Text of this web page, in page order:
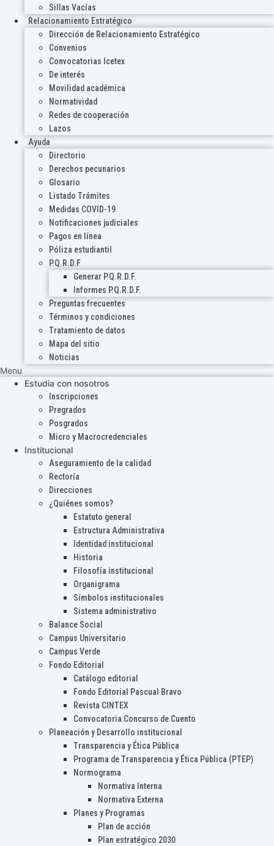
Sillas Vacías
Relacionamiento Estratégico
Dirección de Relacionamiento Estratégico
Convenios
Convocatorias Icetex
De interés
Movilidad académica
Normatividad
Redes de cooperación
Lazos
Ayuda
Directorio
Derechos pecunarios
Glosario
Listado Trámites
Medidas COVID-19
Notificaciones judiciales
Pagos en línea
Póliza estudiantil
P.Q.R.D.F
Generar P.Q.R.D.F.
Informes P.Q.R.D.F.
Preguntas frecuentes
Términos y condiciones
Tratamiento de datos
Mapa del sitio
Noticias
Menu
Estudia con nosotros
Inscripciones
Pregrados
Posgrados
Micro y Macrocredenciales
Institucional
Aseguramiento de la calidad
Rectoría
Direcciones
¿Quiénes somos?
Estatuto general
Estructura Administrativa
Identidad institucional
Historia
Filosofía institucional
Organigrama
Símbolos institucionales
Sistema administrativo
Balance Social
Campus Universitario
Campus Verde
Fondo Editorial
Catálogo editorial
Fondo Editorial Pascual Bravo
Revista CINTEX
Convocatoria Concurso de Cuento
Planeación y Desarrollo institucional
Transparencia y Ética Pública
Programa de Transparencia y Ética Pública (PTEP)
Normograma
Normativa Interna
Normativa Externa
Planes y Programas
Plan de acción
Plan estratégico 2030